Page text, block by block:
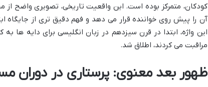
کودکان، متمرکز بوده است. این واقعیت تاریخی، تصویری واضح از
آن را پیش روی خواننده قرار می دهد و فهم دقیق تری از جایگاه
این واژه، ابتدا در قرن سیزدهم در زبان انگلیسی برای دایه ها
مراقبت می کردند، اطلاق شد.
ظهور بعد معنوی: پرستاری در